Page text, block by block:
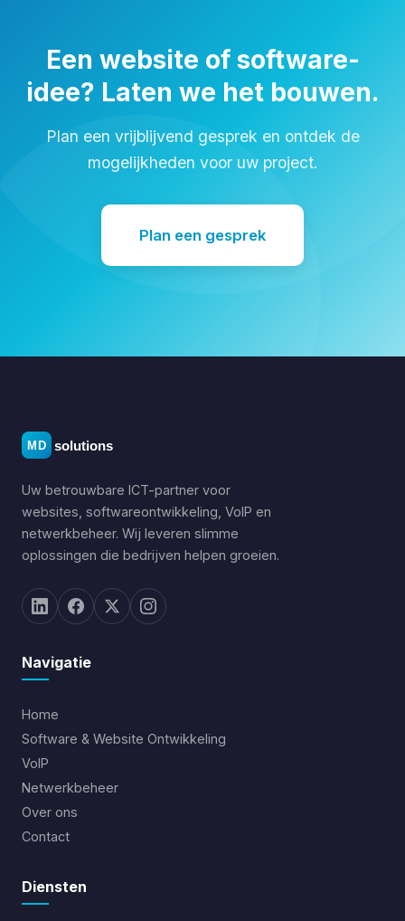
Een website of software-
idee? Laten we het bouwen.
Plan een vrijblijvend gesprek en ontdek de
mogelijkheden voor uw project.
Plan een gesprek
Uw betrouwbare ICT-partner voor
websites, softwareontwikkeling, VoIP en
netwerkbeheer. Wij leveren slimme
oplossingen die bedrijven helpen groeien.
Navigatie
Home
Software & Website Ontwikkeling
VoIP
Netwerkbeheer
Over ons
Contact
Diensten